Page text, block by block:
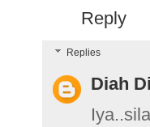
Reply
Replies
Diah